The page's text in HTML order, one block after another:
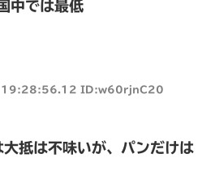
中では最低
ID:w60rjnC20
抵は不味いが、パンだけは